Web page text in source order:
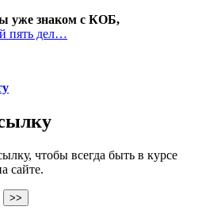
уже знаком с КОБ,
пять дел…
чтобы всегда быть в курсе
сайте.